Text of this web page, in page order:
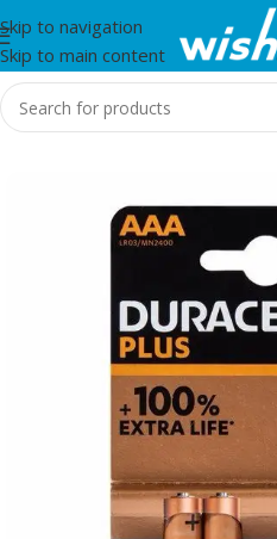
Skip to navigation
Skip to main content
Home/Duracell